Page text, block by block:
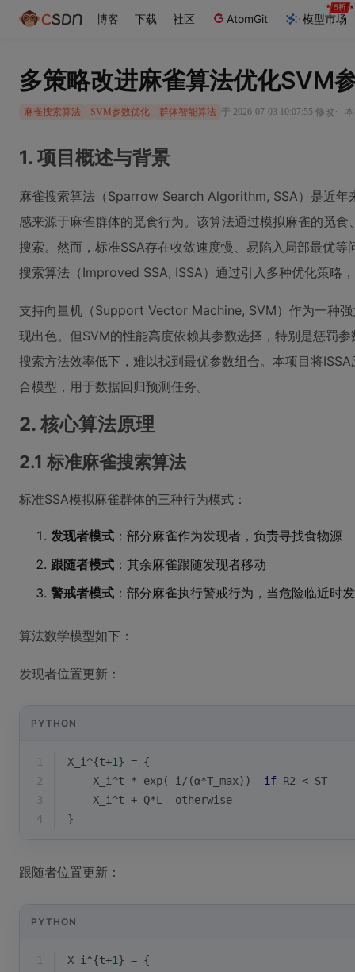
博客 下载 社区 AtomGit 模型市场
多策略改进麻雀算法优化SVM
麻雀搜索算法 SVM参数优化 群体智能算法 于 2026-07-03 10:07:55 修改 ·
1. 项目概述与背景
麻雀搜索算法（Sparrow Search Algorithm, SSA）是近年
感来源于麻雀群体的觅食行为。该算法通过模拟麻雀的觅
搜索。然而，标准SSA存在收敛速度慢、易陷入局部最优
搜索算法（Improved SSA, ISSA）通过引入多种优化策略
支持向量机（Support Vector Machine, SVM）作为一种
现出色。但SVM的性能高度依赖其参数选择，特别是惩罚
搜索方法效率低下，难以找到最优参数组合。本项目将
合模型，用于数据回归预测任务。
2. 核心算法原理
2.1 标准麻雀搜索算法
标准SSA模拟麻雀群体的三种行为模式：
发现者模式 ：部分麻雀作为发现者，负责寻找食物源
跟随者模式 ：其余麻雀跟随发现者移动
警戒者模式 ：部分麻雀执行警戒行为，当危险临近时
算法数学模型如下：
发现者位置更新：
PYTHON
1 X_i^{t+1} = {
2
    X_i^t * exp(-i/(α*T_max))
if R2 < ST
3
    X_i^t + Q*L  otherwise
4
}
跟随者位置更新：
PYTHON
1 X_i^{t+1} = {